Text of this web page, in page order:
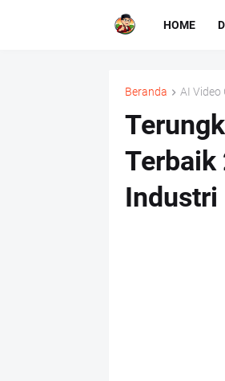
HOME
Beranda AI Video
Terbaik
Industri